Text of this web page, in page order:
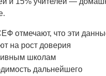
отмечают, что эти
на рост доверия
школам
дальнейшего